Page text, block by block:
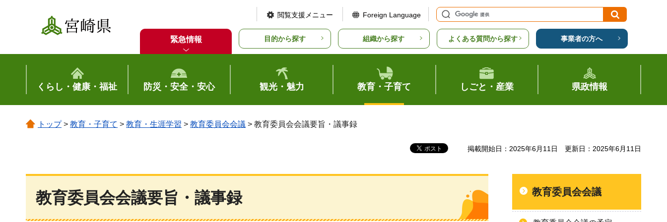
宮崎県
閲覧支援メニュー Foreign Language
緊急情報 目的から探す 組織から探す よくある質問から探す 事業者の方へ
くらし・健康・福祉 防災・安全・安心 観光・魅力 教育・子育て しごと・産業 県政情報
トップ> 教育・子育て > 教育・生涯学習 > 教育委員会会議 > 教育委員会会議要旨・議事録
掲載開始日：2025年6月11日 更新日：2025年6月11日
教育委員会会議要旨・議事録 教育委員会会議